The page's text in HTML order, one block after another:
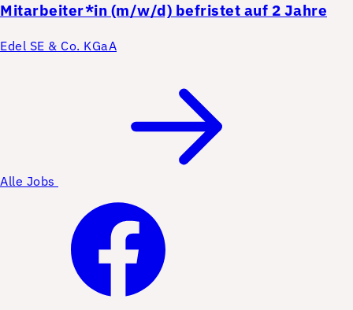
Mitarbeiter*in (m/w/d) befristet auf 2 Jahre
Edel SE & Co. KGaA
Alle Jobs